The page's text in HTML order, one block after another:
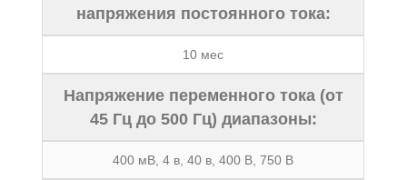
напряжения постоянного тока:
10 мес
Напряжение переменного тока (от
45 Гц до 500 Гц) диапазоны:
400 мВ, 4 в, 40 в, 400 В, 750 В